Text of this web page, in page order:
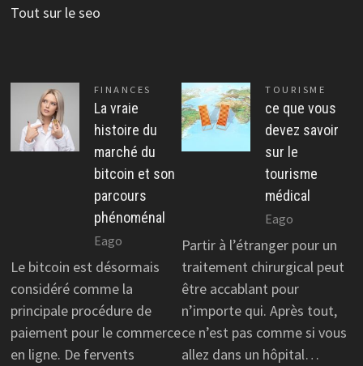
Tout sur le seo
FINANCES
La vraie
histoire du
marché du
bitcoin et son
parcours
phénoménal
Eago
Le bitcoin est désormais
considéré comme la
principale procédure de
paiement pour le commerce
en ligne. De fervents
TOURISME
ce que vous
devez savoir
sur le
tourisme
médical
Eago
Partir à l’étranger pour un
traitement chirurgical peut
être accablant pour
n’importe qui. Après tout,
ce n’est pas comme si vous
allez dans un hôpital…